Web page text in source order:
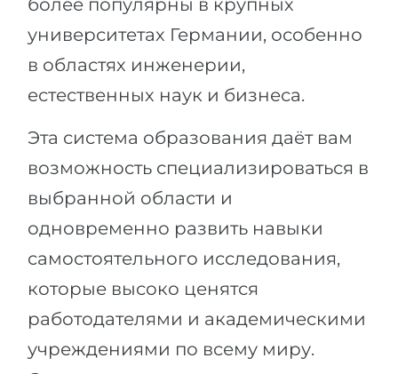
университетах Германии, особенно
в областях инженерии,
естественных наук и бизнеса.
Эта система образования даёт вам
возможность специализироваться в
выбранной области и
одновременно развить навыки
самостоятельного исследования,
которые высоко ценятся
работодателями и академическими
учреждениями по всему миру.